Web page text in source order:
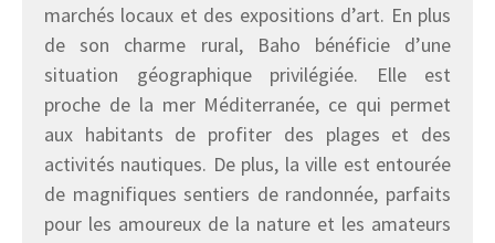
marchés locaux et des expositions d’art. En plus
de son charme rural, Baho bénéficie d’une
situation géographique privilégiée. Elle est
proche de la mer Méditerranée, ce qui permet
aux habitants de profiter des plages et des
activités nautiques. De plus, la ville est entourée
de magnifiques sentiers de randonnée, parfaits
pour les amoureux de la nature et les amateurs